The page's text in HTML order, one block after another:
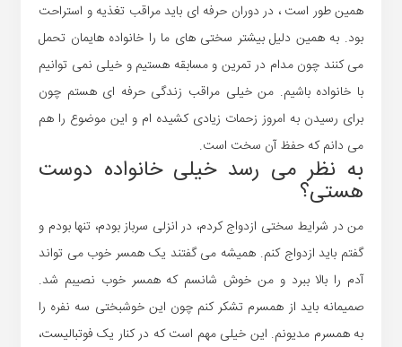
همین طور است ، در دوران حرفه ای باید مراقب تغذیه و استراحت
بود. به همین دلیل بیشتر سختی های ما را خانواده هایمان تحمل
می کنند چون مدام در تمرین و مسابقه هستیم و خیلی نمی توانیم
با خانواده باشیم. من خیلی مراقب زندگی حرفه ای هستم چون
برای رسیدن به امروز زحمات زیادی کشیده ام و این موضوع را هم
می دانم که حفظ آن سخت است.
به نظر می رسد خیلی خانواده دوست
هستی؟
من در شرایط سختی ازدواج کردم، در انزلی سرباز بودم، تنها بودم و
گفتم باید ازدواج کنم. همیشه می گفتند یک همسر خوب می تواند
آدم را بالا ببرد و من خوش شانسم که همسر خوب نصیبم شد.
صمیمانه باید از همسرم تشکر کنم چون این خوشبختی سه نفره را
به همسرم مدیونم. این خیلی مهم است که در کنار یک فوتبالیست،